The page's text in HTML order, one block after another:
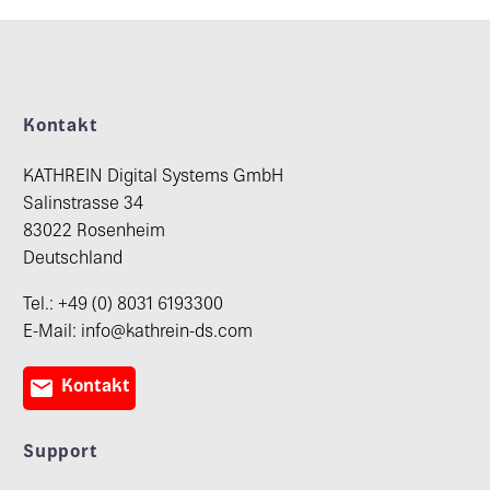
Kontakt
KATHREIN Digital Systems GmbH
Salinstrasse 34
83022 Rosenheim
Deutschland
Tel.: +49 (0) 8031 6193300
E-Mail: info@kathrein-ds.com
 Kontakt
Support